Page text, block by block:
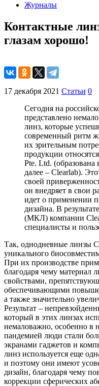
Журналы
Контактные
глазам хорошо!
17 декабря 2021 Статьи 0
Сегодня на
представлено
линз, которые
современный ритм
их зрительным
продукции
Pte. Ltd.
далее – Clearlab).
своей
он внедряет в свои
идет о применении
дизайна. В
(МКЛ) компании
специалисты и
Так, однодневные линзы
уникального
При их производстве
благодаря чему материал
свойствами,
обеспечивающими
а также значительно
Результат –
который в этих линзах
немаловажно, особенно в
пандемией люди стали
экранами гаджетов и
линз используется еще
и поэтому они имеют
дизайн, благодаря чему
коррекции сферических